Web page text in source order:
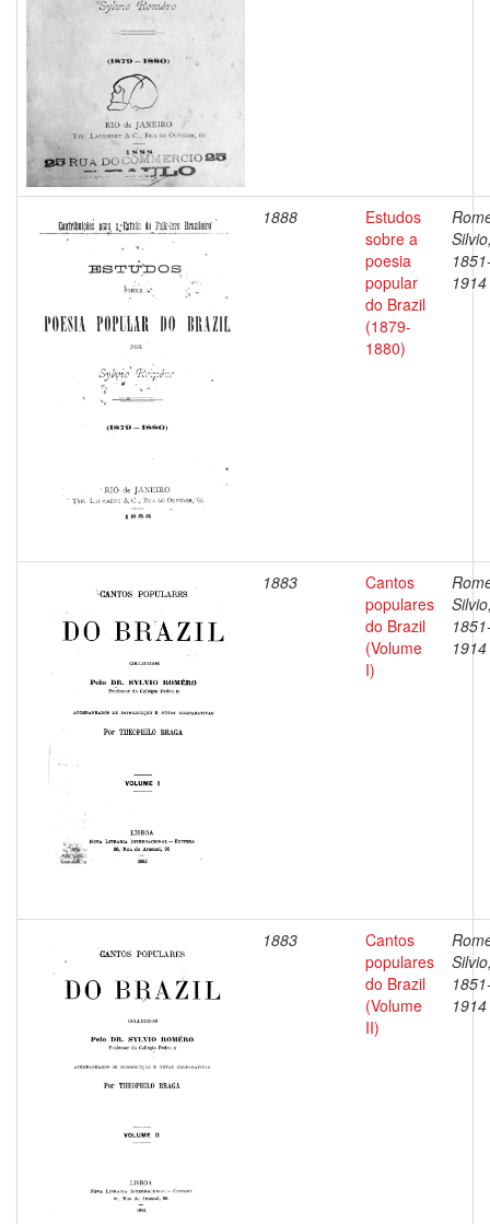
1888
Estudos
sobre a
poesia
popular
do Brazil
(1879-
1880)
1914
1883
Cantos
populares
do Brazil
(Volume
I)
1914
1883
Cantos
populares
do Brazil
(Volume
II)
1914